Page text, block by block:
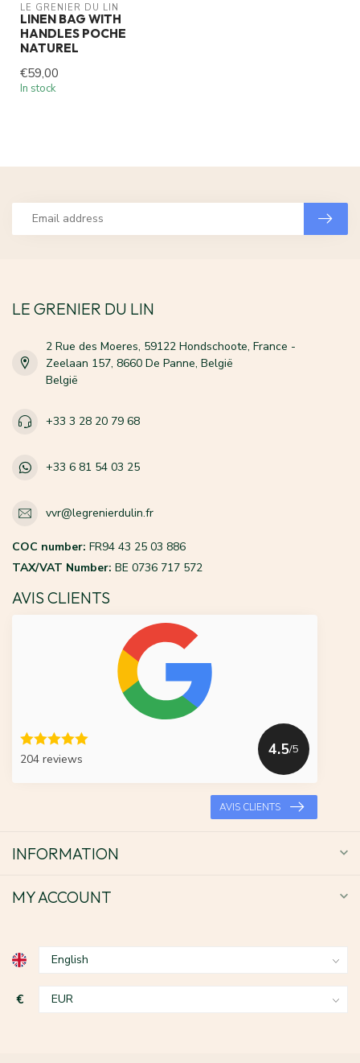
LE GRENIER DU LIN
LINEN BAG WITH
HANDLES POCHE
NATUREL
€59,00
In stock
LE GRENIER DU LIN
2 Rue des Moeres, 59122 Hondschoote, France -
Zeelaan 157, 8660 De Panne, België
België
+33 3 28 20 79 68
+33 6 81 54 03 25
vvr@legrenierdulin.fr
COC number: FR94 43 25 03 886
TAX/VAT Number: BE 0736 717 572
AVIS CLIENTS
204 reviews
4.5/5
AVIS CLIENTS
INFORMATION
MY ACCOUNT
€